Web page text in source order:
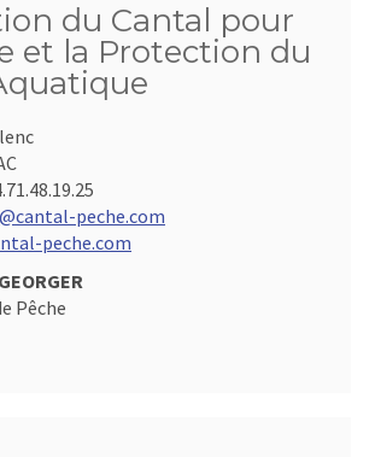
du Cantal pour
et la Protection du
peche.com
peche.com
Pêche